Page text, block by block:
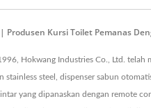
Produsen Kursi Toilet Pemanas
Hokwang Industries Co., Ltd.
stainless steel, dispenser sabun
yang dipanaskan dengan remote